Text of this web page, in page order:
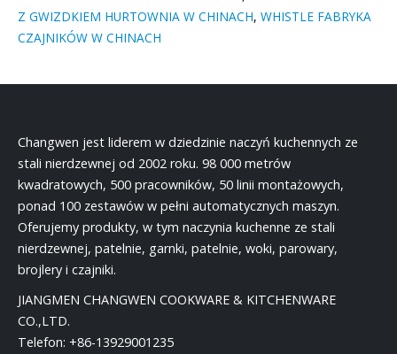
Z GWIZDKIEM HURTOWNIA W CHINACH, WHISTLE FABRYKA
CZAJNIKÓW W CHINACH
Changwen jest liderem w dziedzinie naczyń kuchennych ze
stali nierdzewnej od 2002 roku. 98 000 metrów
kwadratowych, 500 pracowników, 50 linii montażowych,
ponad 100 zestawów w pełni automatycznych maszyn.
Oferujemy produkty, w tym naczynia kuchenne ze stali
nierdzewnej, patelnie, garnki, patelnie, woki, parowary,
brojlery i czajniki.
JIANGMEN CHANGWEN COOKWARE & KITCHENWARE
CO.,LTD.
Telefon: +86-13929001235